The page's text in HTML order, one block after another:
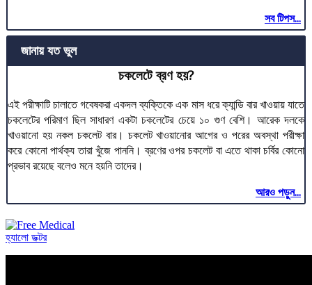
সব টিপস...
জানায় যত ভুল
চকলেটে ব্রণ হয়?
এই পরীক্ষাটি চালাতে গবেষকরা একদল ব্যক্তিকে এক মাস ধরে ক্যান্ডি বার খাওয়ায় যাতে
চকলেটের পরিমাণ ছিল সাধারণ একটা চকলেটের চেয়ে ১০ গুণ বেশি। আরেক দলকে
খাওয়ানো হয় নকল চকলেট বার। চকলেট খাওয়ানোর আগের ও পরের অবস্থা পরীক্ষা
করে কোনো পার্থক্য তারা খুঁজে পাননি। ব্রণের ওপর চকলেট বা এতে থাকা চর্বির কোনো
প্রভাব রয়েছে বলেও মনে হয়নি তাদের।
আরও পড়ুন...
হ্যালো ডক্টর